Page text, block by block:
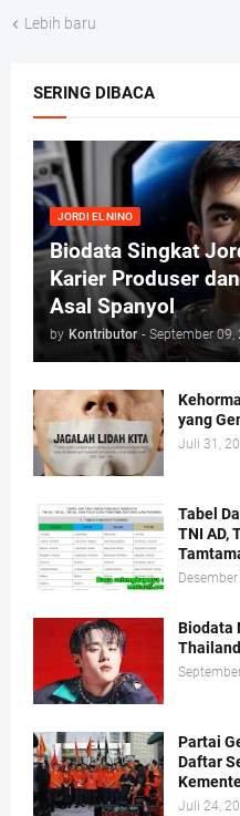
Lebih baru
SERING DIBACA
JORDI EL NINO
Biodata Singkat
Karier Produser
Asal Spanyol
by Kontributor - September 09,
yang
Juli 31,
Tabel
TNI AD,
Biodata
Partai
Daftar
Juli 24,